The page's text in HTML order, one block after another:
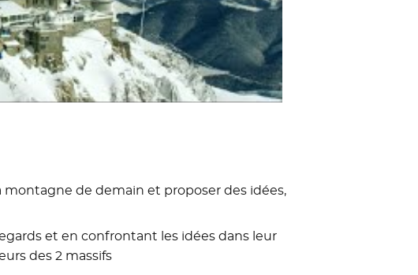
de demain et proposer des idées,
et en confrontant les idées dans leur
des 2 massifs